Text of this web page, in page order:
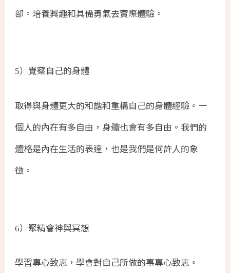
部。培養興趣和具備勇氣去實際體驗。
5）覺察自己的身體
取得與身體更大的和諧和重構自己的身體經驗。一
個人的內在有多自由，身體也會有多自由。我們的
體格是內在生活的表達，也是我們是何許人的象
徵。
6）聚精會神與冥想
學習專心致志，學會對自己所做的事專心致志。